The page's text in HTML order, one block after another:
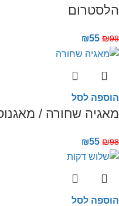
הלסטרום
₪98
₪55
הוספה לסל
מאגיה שחורה /
₪98
₪55
הוספה לסל